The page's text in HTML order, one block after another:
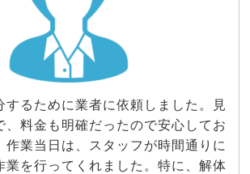
するために業者に依頼しました。見
、料金も明確だったので安心してお
作業当日は、スタッフが時間通りに
業を行ってくれました。特に、解体